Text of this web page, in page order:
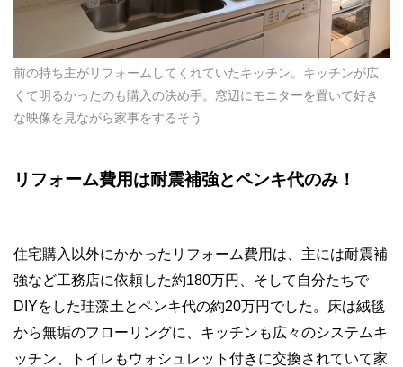
前の持ち主がリフォームしてくれていたキッチン。キッチンが広
くて明るかったのも購入の決め手。窓辺にモニターを置いて好き
な映像を見ながら家事をするそう
リフォーム費用は耐震補強とペンキ代のみ！
住宅購入以外にかかったリフォーム費用は、主には耐震補
強など工務店に依頼した約180万円、そして自分たちで
DIYをした珪藻土とペンキ代の約20万円でした。床は絨毯
から無垢のフローリングに、キッチンも広々のシステムキ
ッチン、トイレもウォシュレット付きに交換されていて家